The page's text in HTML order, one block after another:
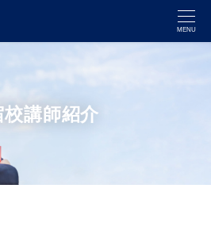
MENU
講師紹介